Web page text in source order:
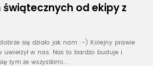
świątecznych od ekipy z
się działo jak nam :-) Kolejny prawie
uwierzył w nas. Nas to bardzo buduje i
tym ze wszystkimi....